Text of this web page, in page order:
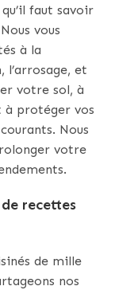
faut savoir
vous
à la
l’arrosage, et
votre sol, à
à protéger vos
Nous
votre
recettes
de mille
nos